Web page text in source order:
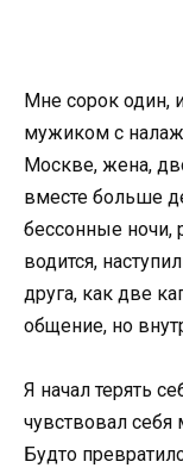
Мне сорок
мужиком с
Москве, жена,
вместе больше
бессонные ночи,
водится,
друга, как две
общение, но
Я начал терять
чувствовал
Будто